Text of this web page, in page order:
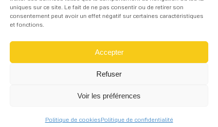
uniques sur ce site. Le fait de ne pas consentir ou de retirer son
consentement peut avoir un effet négatif sur certaines caractéristiques
et fonctions.
Accepter
Refuser
Voir les préférences
Politique de cookiesPolitique de confidentialité
© 2026 COURBALU - Tous droits réservés -
Réalisation graphique -Mentions légales-Skill
Designà Lannion
RECEVOIR NOTRE CATALOGUE